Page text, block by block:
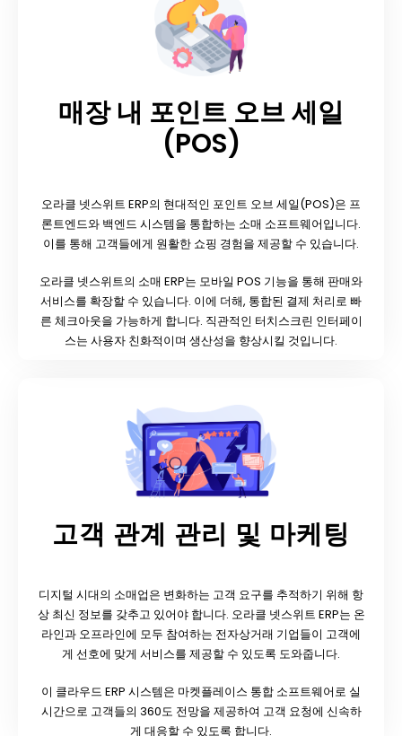
매장 내 포인트 오브 세일
(POS)
오라클 넷스위트 ERP의 현대적인 포인트 오브 세일(POS)은 프
론트엔드와 백엔드 시스템을 통합하는 소매 소프트웨어입니다.
이를 통해 고객들에게 원활한 쇼핑 경험을 제공할 수 있습니다.
오라클 넷스위트의 소매 ERP는 모바일 POS 기능을 통해 판매와
서비스를 확장할 수 있습니다. 이에 더해, 통합된 결제 처리로 빠
른 체크아웃을 가능하게 합니다. 직관적인 터치스크린 인터페이
스는 사용자 친화적이며 생산성을 향상시킬 것입니다.
고객 관계 관리 및 마케팅
디지털 시대의 소매업은 변화하는 고객 요구를 추적하기 위해 항
상 최신 정보를 갖추고 있어야 합니다. 오라클 넷스위트 ERP는 온
라인과 오프라인에 모두 참여하는 전자상거래 기업들이 고객에
게 선호에 맞게 서비스를 제공할 수 있도록 도와줍니다.
이 클라우드 ERP 시스템은 마켓플레이스 통합 소프트웨어로 실
시간으로 고객들의 360도 전망을 제공하여 고객 요청에 신속하
게 대응할 수 있도록 합니다.